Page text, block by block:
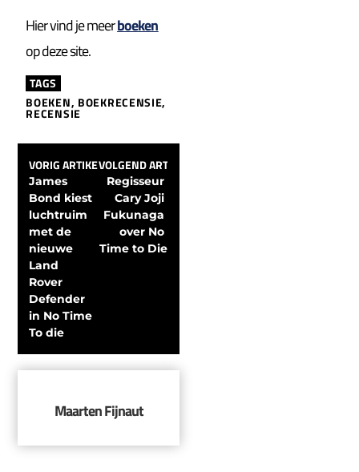
Hier vind je meerboeken
op deze site.
TAGS
BOEKEN, BOEKRECENSIE,
RECENSIE
VORIG ARTIKEL
James
Bond kiest
luchtruim
met de
nieuwe
Land
Rover
Defender
in No Time
To die
VOLGEND ARTIKEL
Regisseur
Cary Joji
Fukunaga
over No
Time to Die
Maarten Fijnaut